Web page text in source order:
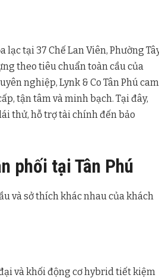
lạc tại 37 Chế Lan Viên, Phường
theo tiêu chuẩn toàn cầu của
nghiệp, Lynk & Co Tân Phú cam
tận tâm và minh bạch. Tại đây,
thử, hỗ trợ tài chính đến bảo
phối tại Tân Phú
và sở thích khác nhau của khách
và khối động cơ hybrid tiết kiệm